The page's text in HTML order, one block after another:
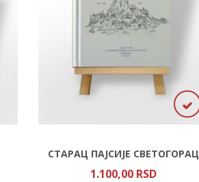
СТАРАЦ ПАЈСИЈЕ СВЕТОГОРАЦ
1.100,00 RSD